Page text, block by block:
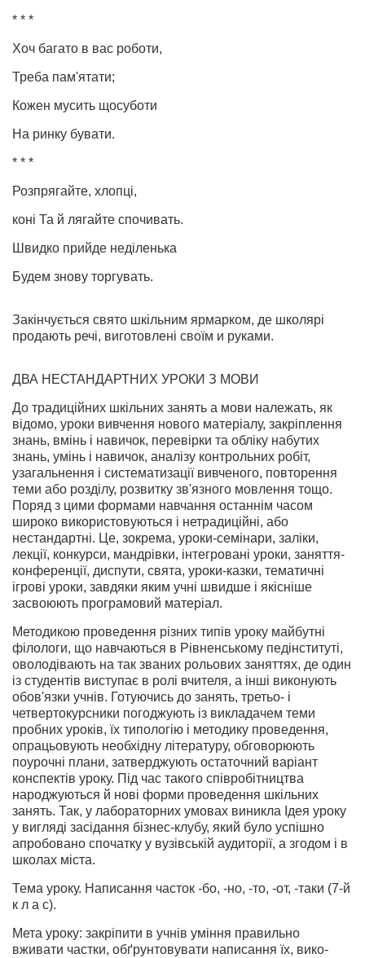
* * *
Хоч багато в вас роботи,
Треба пам'ятати;
Кожен мусить щосуботи
На ринку бувати.
* * *
Розпрягайте, хлопці,
коні Та й лягайте спочивать.
Швидко прийде неділенька
Будем знову торгувать.
Закінчується свято шкільним ярмарком, де школярі
продають речі, виготовлені своїм и руками.
ДВА НЕСТАНДАРТНИХ УРОКИ З МОВИ
До традиційних шкільних занять а мови належать, як
відомо, уроки вивчення нового матеріалу, закріплення
знань, вмінь і нави­чок, перевірки та обліку набутих
знань, умінь і навичок, аналізу контрольних робіт,
узагальнення і системати­зації вивченого, повторення
теми або розділу, розвитку зв'язного мовлення тощо.
Поряд з цими формами навчання останнім часом
широко використовуються і нетрадиційні, або
нестандартні. Це, зокрема, уроки-семінари, заліки,
лекції, конкурси, мандрівки, інтегро­вані уроки, заняття-
конференції, диспути, свята, уроки-казки, тематичні
ігрові уроки, завдяки яким учні швидше і якісніше
засвоюють програмовий матеріал.
Методикою проведення різних типів уроку майбутні
філологи, що навчаються в Рівненському педінституті,
оволодівають на так званих рольових заняттях, де один
із студентів виступає в ролі вчителя, а інші виконують
обов'язки учнів. Готуючись до занять, третьо- і
четвертокурсники погоджують із викладачем теми
пробних уроків, їх типологію і методику проведення,
опрацьовують необхідну літературу, обговорюють
поурочні плани, затверджують остаточний варіант
конспектів уроку. Під час такого співробітництва
народжуються й нові форми проведення шкільних
занять. Так, у лабораторних умовах виникла Ідея уроку
у вигляді засідання бізнес-клубу, який було успішно
апробовано спочатку у вузівській аудиторії, а згодом і в
школах міста.
Тема уроку. Написання часток -бо, -но, -то, -от, -таки (7-й
к л а с).
Мета уроку: закріпити в учнів уміння правильно
вживати частки, обґрунтовувати написання їх, вико­